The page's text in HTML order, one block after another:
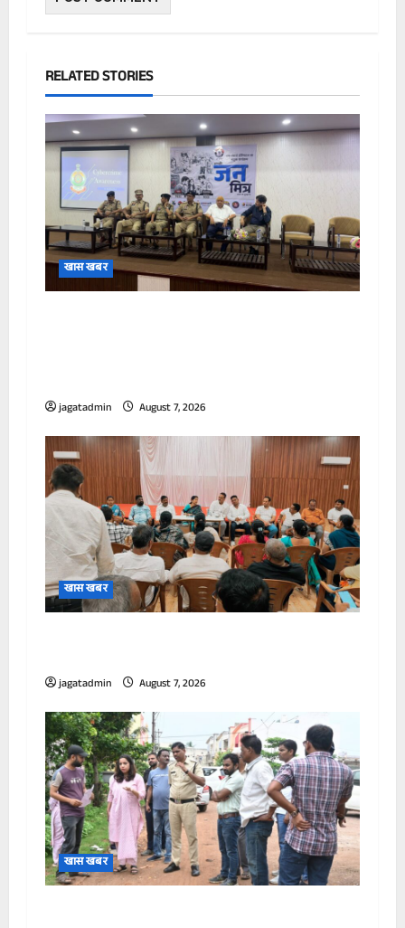
RELATED STORIES
खास खबर
jagatadmin August 7, 2026
खास खबर
jagatadmin August 7, 2026
खास खबर